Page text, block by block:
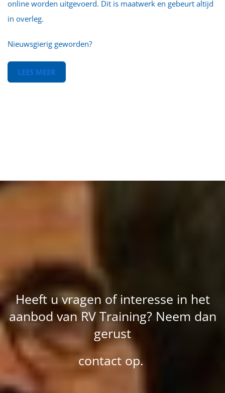
online worden uitgevoerd. Dit is maatwerk en gebeurt altijd
in overleg.
Nieuwsgierig geworden?
LEES MEER
Heeft u vragen of interesse in het
aanbod van RV Training? Neem dan
gerust
contact op.